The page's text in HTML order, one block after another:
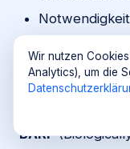
Wissen
Risiko von
BARF und
BARF
Wir nutzen
Analytics), um die